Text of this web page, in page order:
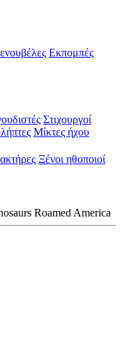
Εκπομπές
Στιχουργοί
Μίκτες ήχου
Ξένοι ηθοποιοί
Roamed America